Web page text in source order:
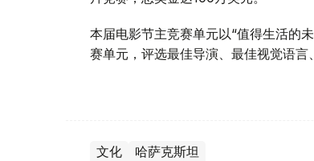
本届电影节主竞赛单元以“值得生活的
赛单元，评选最佳导演、最佳视觉语言
文化 哈萨克斯坦